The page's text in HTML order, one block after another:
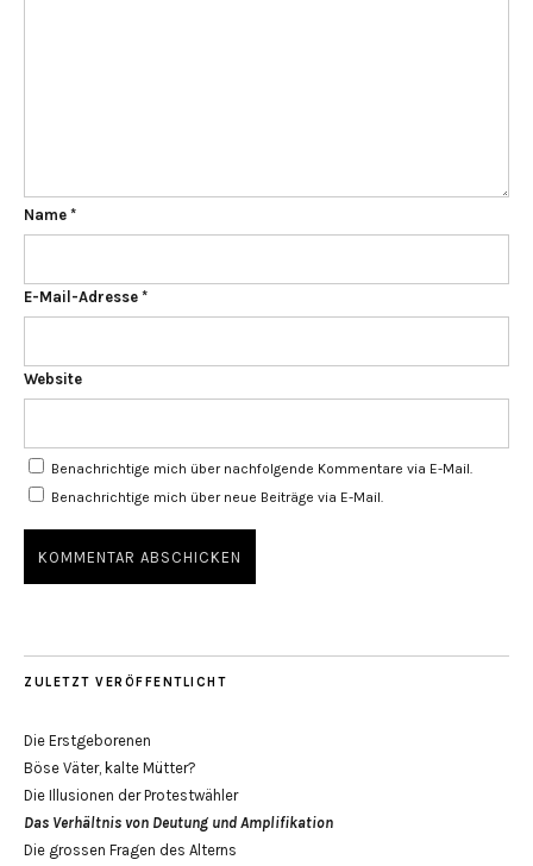
Name *
E-Mail-Adresse *
Website
Benachrichtige mich über nachfolgende Kommentare via E-Mail.
Benachrichtige mich über neue Beiträge via E-Mail.
ZULETZT VERÖFFENTLICHT
Die Erstgeborenen
Böse Väter, kalte Mütter?
Die Illusionen der Protestwähler
Das Verhältnis von Deutung und Amplifikation
Die grossen Fragen des Alterns